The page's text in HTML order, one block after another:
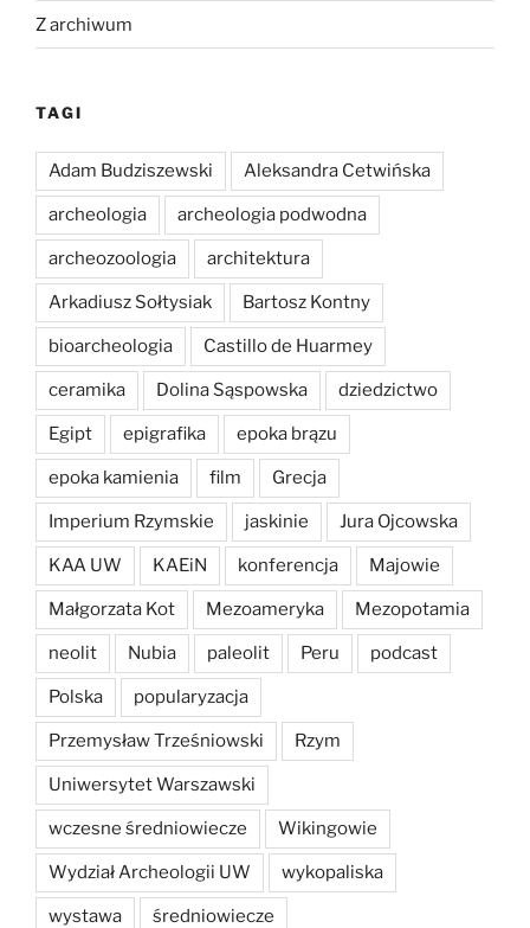
Z archiwum
TAGI
Adam Budziszewski Aleksandra Cetwińska
archeologia archeologia podwodna
archeozoologia architektura
Arkadiusz Sołtysiak Bartosz Kontny
bioarcheologia Castillo de Huarmey
ceramika Dolina Sąspowska dziedzictwo
Egipt epigrafika epoka brązu
epoka kamienia film Grecja
Imperium Rzymskie jaskinie Jura Ojcowska
KAA UW KAEiN konferencja Majowie
Małgorzata Kot Mezoameryka Mezopotamia
neolit Nubia paleolit Peru podcast
Polska popularyzacja
Przemysław Trześniowski Rzym
Uniwersytet Warszawski
wczesne średniowiecze Wikingowie
Wydział Archeologii UW wykopaliska
wystawa średniowiecze